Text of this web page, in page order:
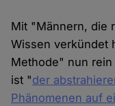
Mit "Männern, die
Wissen verkündet
Methode" nun
ist "der
Phänomenen auf